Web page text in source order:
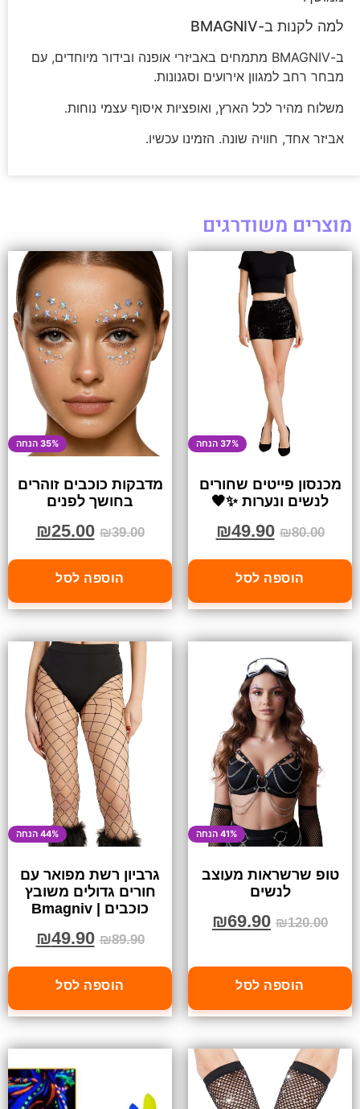
למה לקנות ב-BMAGNIV
ב-BMAGNIV מתמחים באביזרי אופנה ובידור מיוחדים, עם
מבחר רחב למגוון אירועים וסגנונות.
משלוח מהיר לכל הארץ, ואופציות איסוף עצמי נוחות.
אביזר אחד, חוויה שונה. הזמינו עכשיו.
מוצרים משודרגים
37% הנחה
מכנסון פייטים שחורים
לנשים ונערות ✨🖤
₪80.00
₪49.90
הוספה לסל
35% הנחה
מדבקות כוכבים זוהרים
בחושך לפנים
₪39.00
₪25.00
הוספה לסל
41% הנחה
טופ שרשראות מעוצב
לנשים
₪120.00
₪69.90
הוספה לסל
44% הנחה
גרביון רשת מפואר עם
חורים גדולים משובץ
כוכבים | Bmagniv
₪89.90
₪49.90
הוספה לסל